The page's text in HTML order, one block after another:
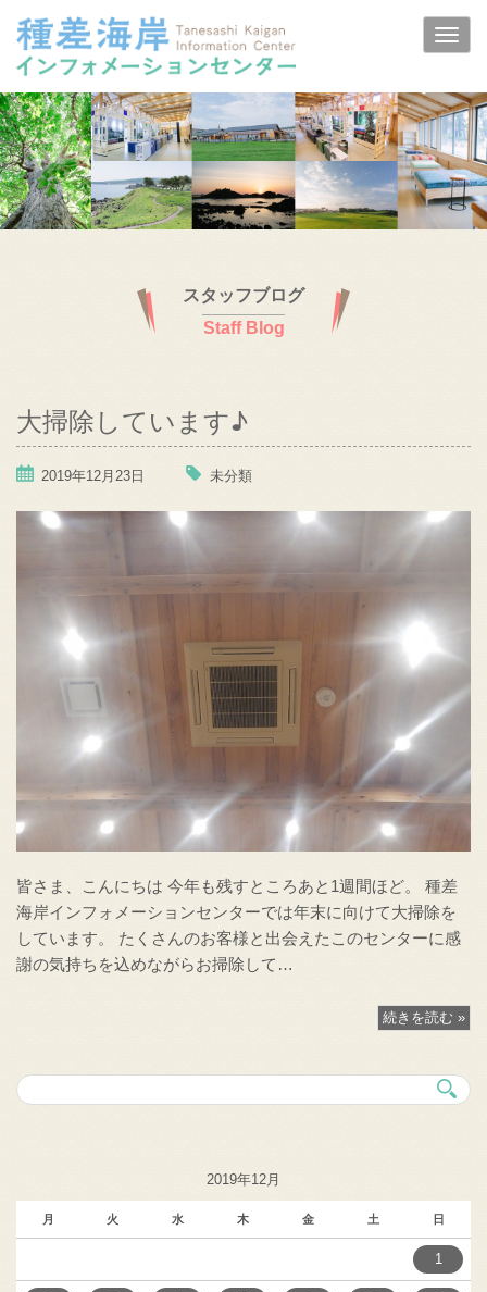
スタッフブログ
Staff Blog
大掃除しています♪
2019年12月23日 未分類
皆さま、こんにちは 今年も残すところあと1週間ほど。 種差
海岸インフォメーションセンターでは年末に向けて大掃除を
しています。 たくさんのお客様と出会えたこのセンターに感
謝の気持ちを込めながらお掃除して…
続きを読む »
2019年12月
月 火 水 木 金 土 日
1